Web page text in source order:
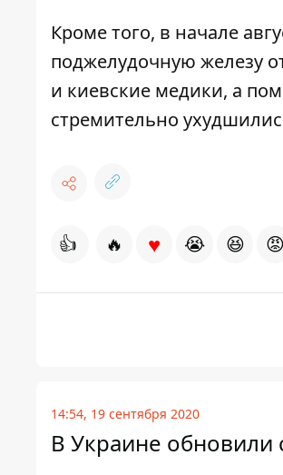
Кроме того, в начале
поджелудочную железу
и киевские медики, а
стремительно
👍 🔥 ♥ 😭 😆 😡
14:54, 19 сентября 2020
В Украине обновили